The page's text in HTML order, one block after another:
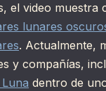
el video muestra
lunares
. Actualmente,
y compañías,
dentro de